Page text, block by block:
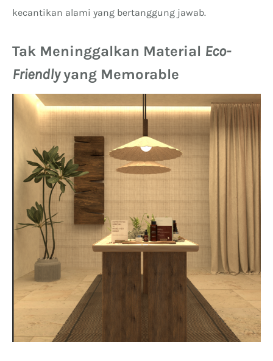
kecantikan alami yang bertanggung jawab.
Tak Meninggalkan Material Eco-
Friendlyyang Memorable